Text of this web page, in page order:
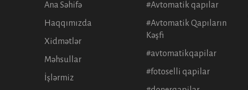
Ana Səhifə
Haqqımızda
Xidmətlər
Məhsullar
İşlərmiz
#Avtomatik qapılar
#Avtomatik Qapıların
Kəşfi
#avtomatikqapilar
#fotoselli qapilar